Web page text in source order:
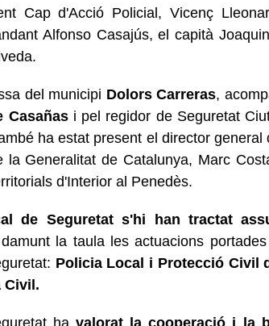
Cap d'Acció Policial, Vicenç
Alfonso Casajús, el capità Joaquin
del municipi DolorsCarreras,
Casañasi pel regidor de Seguretat
ha estat present el director general
la Generalitat de Catalunya, Marc
d'Interior al Penedès.
de Seguretat s'hi han tractat
la taula les actuacions
Policia Local i Protecció Civil
Civil.
havalorat la cooperació i la